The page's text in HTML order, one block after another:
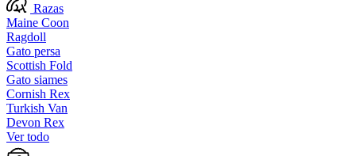
Razas
Maine Coon
Ragdoll
Gato persa
Scottish Fold
Gato siames
Cornish Rex
Turkish Van
Devon Rex
Ver todo